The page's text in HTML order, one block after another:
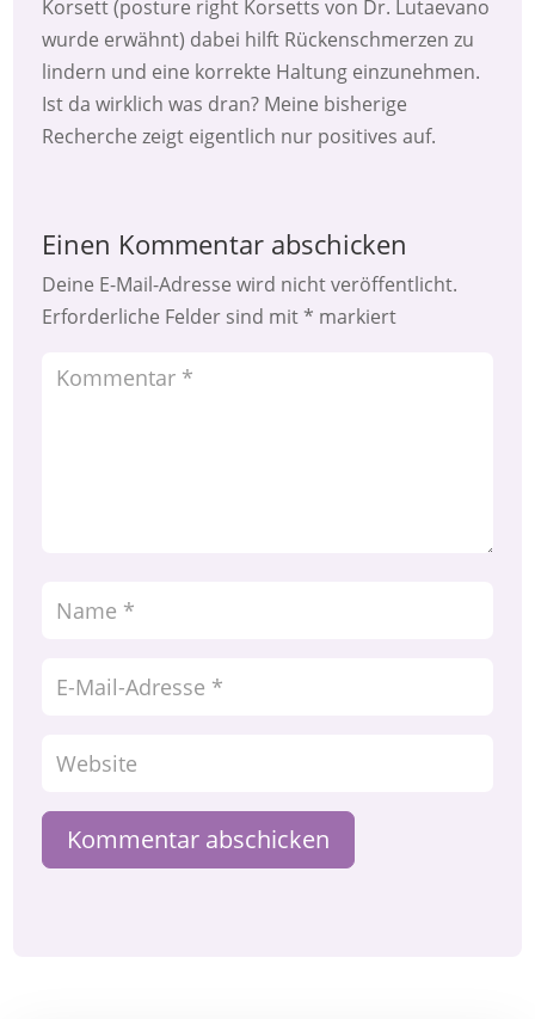
Korsett (posture right Korsetts von Dr. Lutaevano
wurde erwähnt) dabei hilft Rückenschmerzen zu
lindern und eine korrekte Haltung einzunehmen.
Ist da wirklich was dran? Meine bisherige
Recherche zeigt eigentlich nur positives auf.
Einen Kommentar abschicken
Deine E-Mail-Adresse wird nicht veröffentlicht.
Erforderliche Felder sind mit* markiert
Kommentar abschicken